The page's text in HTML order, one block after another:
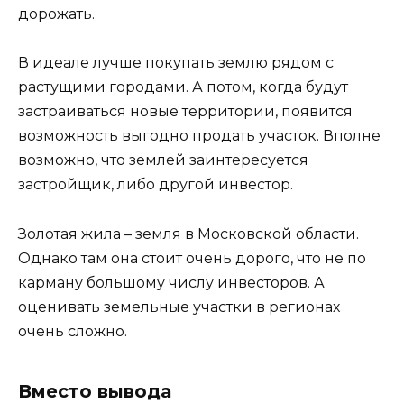
дорожать.
В идеале лучше покупать землю рядом с
растущими городами. А потом, когда будут
застраиваться новые территории, появится
возможность выгодно продать участок. Вполне
возможно, что землей заинтересуется
застройщик, либо другой инвестор.
Золотая жила – земля в Московской области.
Однако там она стоит очень дорого, что не по
карману большому числу инвесторов. А
оценивать земельные участки в регионах
очень сложно.
Вместо вывода